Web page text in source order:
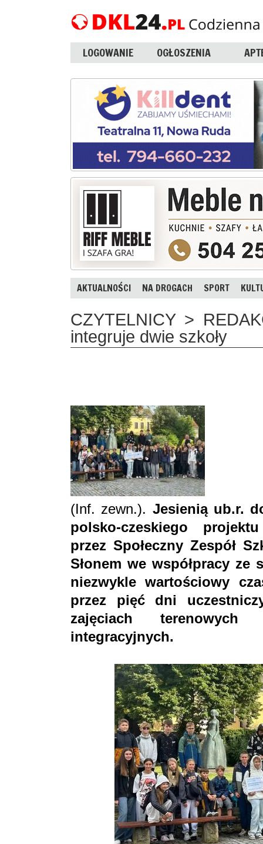
LOGOWANIE OGŁOSZENIA
AKTUALNOŚCI NA DROGACH SPORT
CZYTELNICY >
integruje dwie szkoły
(Inf. zewn.). Jesienią ub.r.
polsko-czeskiego
przez Społeczny Zespół
Słonem we współpracy ze
niezwykle wartościowy
przez pięć dni
zajęciach terenowych
integracyjnych.